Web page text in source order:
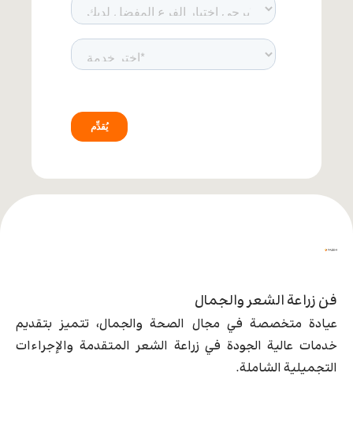
فن زراعة الشعر والجمال
عيادة متخصصة في مجال الصحة والجمال، تتميز بتقديم
خدمات عالية الجودة في زراعة الشعر المتقدمة والإجراءات
التجميلية الشاملة.